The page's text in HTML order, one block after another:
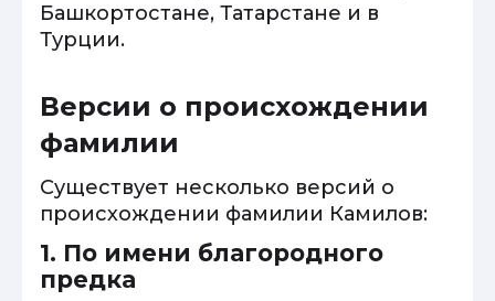
Башкортостане, Татарстане и в
Турции.
Версии о происхождении
фамилии
Существует несколько версий о
происхождении фамилии Камилов:
1. По имени благородного
предка